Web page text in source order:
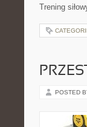
Trening
POSTED